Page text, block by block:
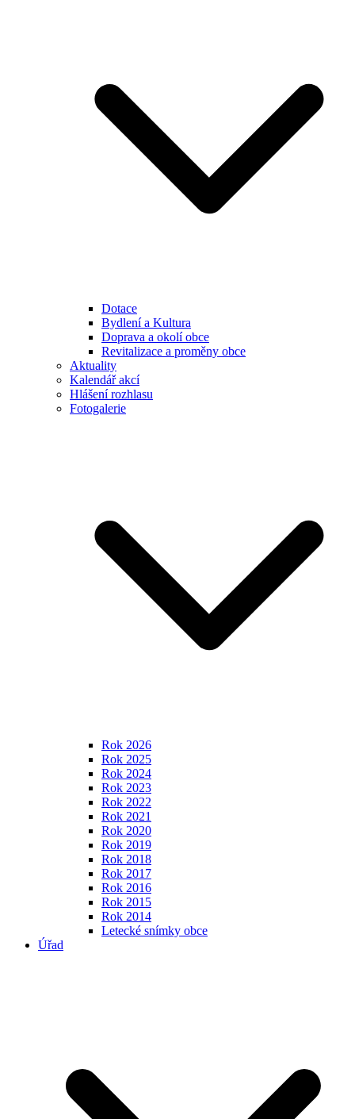
Dotace
Bydlení a Kultura
Doprava a okolí obce
Revitalizace a proměny obce
Aktuality
Kalendář akcí
Hlášení rozhlasu
Fotogalerie
Rok 2026
Rok 2025
Rok 2024
Rok 2023
Rok 2022
Rok 2021
Rok 2020
Rok 2019
Rok 2018
Rok 2017
Rok 2016
Rok 2015
Rok 2014
Letecké snímky obce
Úřad